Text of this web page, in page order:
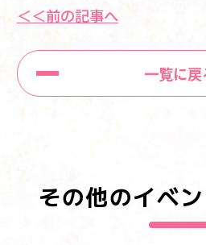
＜＜前の記事へ
一覧に戻
その他のイベ